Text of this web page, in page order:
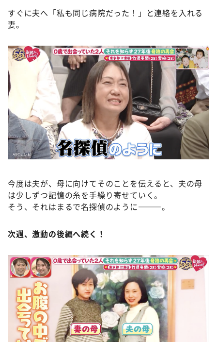
すぐに夫へ「私も同じ病院だった！」と連絡を入れる
妻。
今度は夫が、母に向けてそのことを伝えると、夫の母
は少しずつ記憶の糸を手繰り寄せていく。
そう、それはまるで名探偵のように———。
次週、激動の後編へ続く！